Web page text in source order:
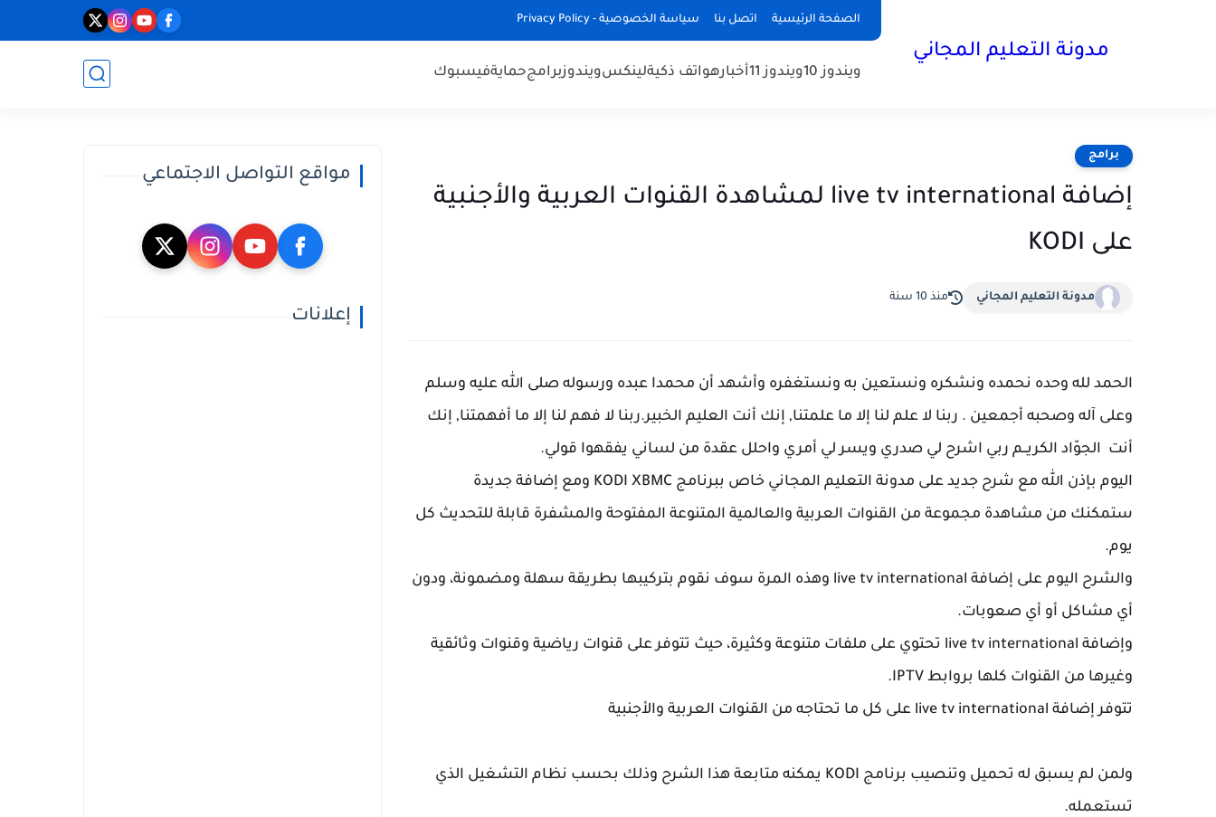
الصفحة الرئيسية اتصل بنا سياسة الخصوصية - Privacy Policy
مدونة التعليم المجاني
ويندوز 10 ويندوز 11 أخبارهواتف ذكيةلينكسويندوزبرامجحمايةفيسبوك
برامج
إضافة live tv international لمشاهدة القنوات العربية والأجنبية
على KODI
مدونة التعليم المجاني منذ 10 سنة
الحمد لله وحده نحمده ونشكره ونستعين به ونستغفره وأشهد أن محمدا عبده ورسوله صلى الله عليه وسلم
وعلى آله وصحبه أجمعين . ربنا لا علم لنا إلا ما علمتنا, إنك أنت العليم الخبير.ربنا لا فهم لنا إلا ما أفهمتنا, إنك
أنت الجوّاد الكريــم ربي اشرح لي صدري ويسر لي أمري واحلل عقدة من لساني يفقهوا قولي.
اليوم بإذن الله مع شرح جديد على مدونة التعليم المجاني خاص ببرنامج KODI XBMC ومع إضافة جديدة
ستمكنك من مشاهدة مجموعة من القنوات العربية والعالمية المتنوعة المفتوحة والمشفرة قابلة للتحديث كل
يوم.
والشرح اليوم على إضافة live tv international وهذه المرة سوف نقوم بتركيبها بطريقة سهلة ومضمونة، ودون
أي مشاكل أو أي صعوبات.
وإضافة live tv international تحتوي على ملفات متنوعة وكثيرة، حيث تتوفر على قنوات رياضية وقنوات وثائقية
وغيرها من القنوات كلها بروابط IPTV.
تتوفر إضافة live tv international على كل ما تحتاجه من القنوات العربية والأجنبية
ولمن لم يسبق له تحميل وتنصيب برنامج KODI يمكنه متابعة هذا الشرح وذلك بحسب نظام التشغيل الذي
تستعمله.
مواقع التواصل الاجتماعي
إعلانات